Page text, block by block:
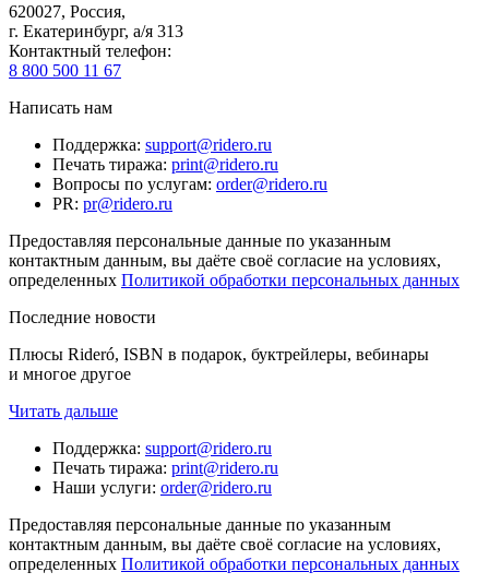
620027, Россия,
г. Екатеринбург, а/я 313
Контактный телефон:
8 800 500 11 67
Написать нам
Поддержка: support@ridero.ru
Печать тиража: print@ridero.ru
Вопросы по услугам: order@ridero.ru
PR: pr@ridero.ru
Предоставляя персональные данные по указанным
контактным данным, вы даёте своё согласие на условиях,
определенных Политикой обработки персональных данных
Последние новости
Плюсы Rideró, ISBN в подарок, буктрейлеры, вебинары
и многое другое
Читать дальше
Поддержка: support@ridero.ru
Печать тиража: print@ridero.ru
Наши услуги: order@ridero.ru
Предоставляя персональные данные по указанным
контактным данным, вы даёте своё согласие на условиях,
определенных Политикой обработки персональных данных